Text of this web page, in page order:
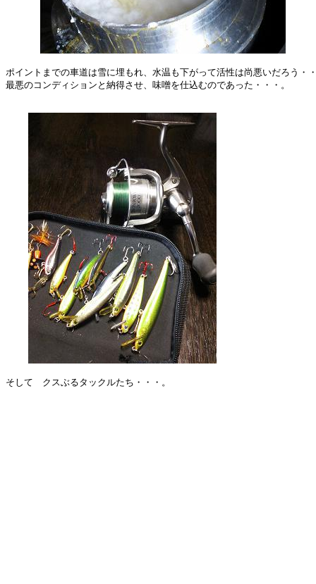
ポイントまでの車道は雪に埋もれ、水温も下がって活性は尚悪いだろう・
最悪のコンディションと納得させ、味噌を仕込むのであった・・・。
そして　クスぶるタックルたち・・・。